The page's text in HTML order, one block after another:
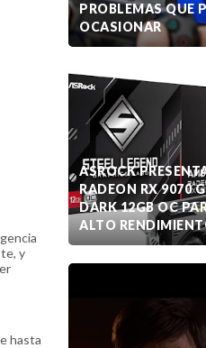
y
hasta
PROBLEMAS QUE
OCASIONAR
ASROCK
RADEON RX 9070
DARK 12GB OC
ALTO